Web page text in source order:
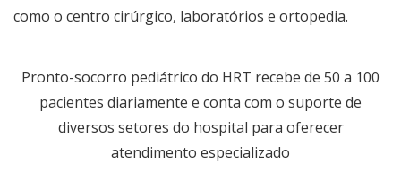
como o centro cirúrgico, laboratórios e ortopedia.
Pronto-socorro pediátrico do HRT recebe de 50 a 100
pacientes diariamente e conta com o suporte de
diversos setores do hospital para oferecer
atendimento especializado